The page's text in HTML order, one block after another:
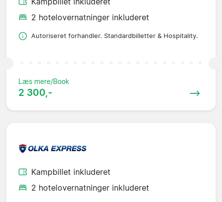
2 hotelovernatninger inkluderet
Autoriseret forhandler. Standardbilletter & Hospitality.
Læs mere/Book
2 300,-
Kampbillet inkluderet
2 hotelovernatninger inkluderet